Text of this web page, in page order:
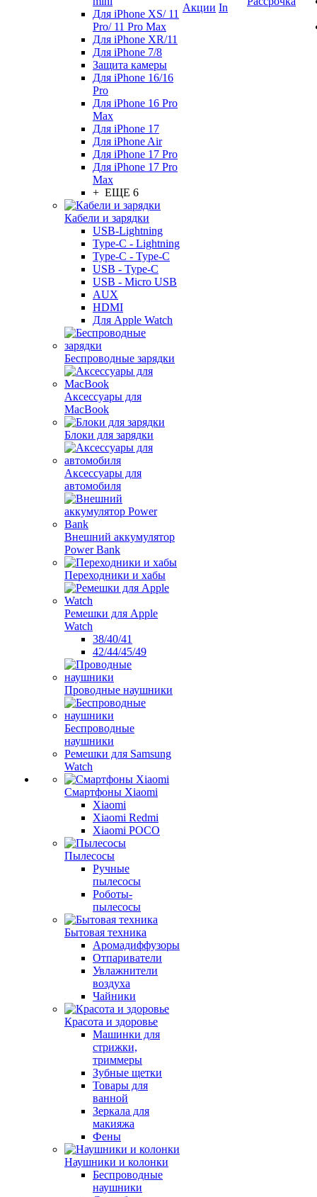
Для iPhone XS/ 11
Pro/ 11 Pro Max
Для iPhone XR/11
Для iPhone 7/8
Защита камеры
Для iPhone 16/16
Pro
Для iPhone 16 Pro
Max
Для iPhone 17
Для iPhone Air
Для iPhone 17 Pro
Для iPhone 17 Pro
Max
+ ЕЩЕ 6
Кабели и зарядки
USB-Lightning
Type-C - Lightning
Type-C - Type-C
USB - Type-C
USB - Micro USB
AUX
HDMI
Для Apple Watch
Беспроводные зарядки
Аксессуары для
MacBook
Блоки для зарядки
Аксессуары для
автомобиля
Внешний аккумулятор
Power Bank
Переходники и хабы
Ремешки для Apple
Watch
38/40/41
42/44/45/49
Проводные наушники
Беспроводные
наушники
Ремешки для Samsung
Watch
Смартфоны Xiaomi
Xiaomi
Xiaomi Redmi
Xiaomi POCO
Пылесосы
Ручные
пылесосы
Роботы-
пылесосы
Бытовая техника
Аромадиффузоры
Отпариватели
Увлажнители
воздуха
Чайники
Красота и здоровье
Машинки для
стрижки,
триммеры
Зубные щетки
Товары для
ванной
Зеркала для
макияжа
Фены
Наушники и колонки
Беспроводные
наушники
Акции In